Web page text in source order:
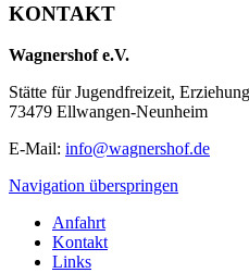
KONTAKT
Wagnershof e.V.
Stätte für Jugendfreizeit,
73479 Ellwangen-Neunheim
E-Mail: info@wagnershof.de
Navigation überspringen
Anfahrt
Kontakt
Links